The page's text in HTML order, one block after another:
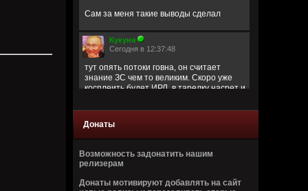
Сам за меня такие выводы сделал
Кукуня
Сегодня в 12:37:48
тут опять потоки говна, он считает
знание ЗС чем то великим. Скоро уже
косплеить будет ИРЛ, в тарелку насрет и
Wirtuozik
Ну не заставят же они меня съесть
Сегодня в 12:17:59
Донаты
Возможность задонатить нашим
релизерам
Донаты мотивируют добавлять на сайт